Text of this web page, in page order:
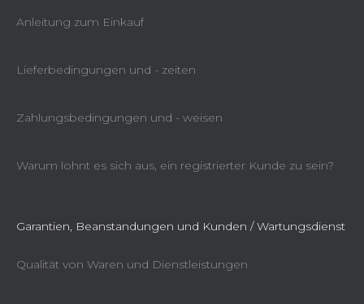
Anleitung zum Einkauf
Lieferbedingungen und - zeiten
Zahlungsbedingungen und - weisen
Warum lohnt es sich aus, ein registrierter Kunde zu sein?
Garantien, Beanstandungen und Kunden / Wartungsdienst
Qualität von Waren und Dienstleistungen